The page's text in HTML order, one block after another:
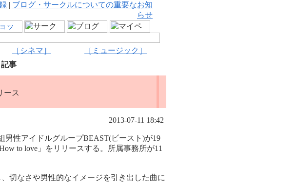
| ブログ・サークルについての重要なお知
らせ
［シネマ］ ［ミュージック］
記事
ース
2013-07-11 18:42
男性アイドルグループBEAST(ビースト)が19
to love」をリリースする。所属事務所が11
切なさや男性的なイメージを引き出した曲に